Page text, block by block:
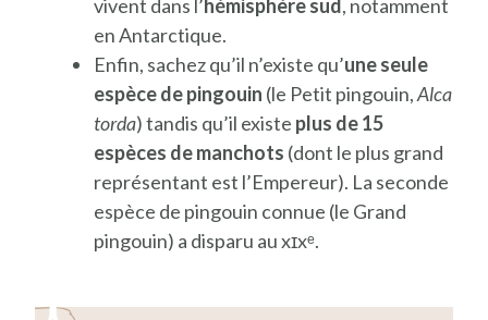
vivent dans l’hémisphère sud, notamment
en Antarctique.
Enfin, sachez qu’il n’existe qu’une seule
espèce de pingouin (le Petit pingouin,Alca
torda) tandis qu’il existe plus de 15
espèces de manchots (dont le plus grand
représentant est l’Empereur). La seconde
espèce de pingouin connue (le Grand
pingouin) a disparu au xɪxᵉ.